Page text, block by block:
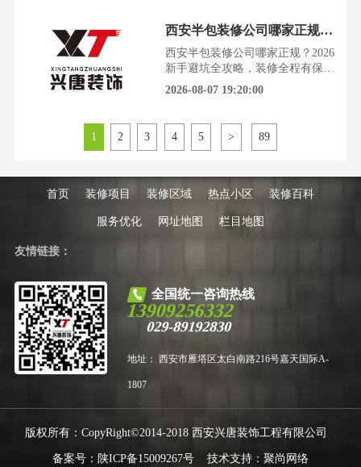
开始，也是避免日后无数糟心事的
关键。据西安装饰协会近期发布的
行业调研数据显示，西安装修市场
半包模式因其灵活性与性价比，越
来越受到业主青睐。然而，陕西
西安半包装修公司哪家正规？2026新手避坑全攻略，装修全程有保障
西安半包装修公司哪家正规？2026
新手避坑全攻略，装修全程有保障
看着满屋的毛坯水泥墙，心里既兴
最关注的核心指标包括：公司的正
规资质与成立年限、施工工艺
2026-08-07 19:20:00
1 2 3 4 5 > 89
首页 装修项目 装修区域 热点小区 装修百科
服务优化 网址地图 栏目地图
友情链接：
全国统一咨询热线
13909256332
029-89192830
地址： 西安市雁塔区太白南路216号嘉天国际A-
1807
版权所有：CopyRight©2014-2018 西安兴唐装饰工程有限公司
备案号： 陕ICP备15009267号 技术支持： 聚尚网络